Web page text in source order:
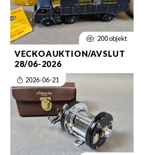
200 objekt
VECKOAUKTION/AVSLUT
28/06-2026
2026-06-21